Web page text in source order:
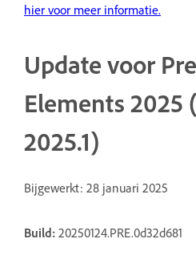
hier voor meer informatie.
Update voor
Elements 2025
2025.1)
Bijgewerkt: 28 januari 2025
Build: 20250124.PRE.0d32d681